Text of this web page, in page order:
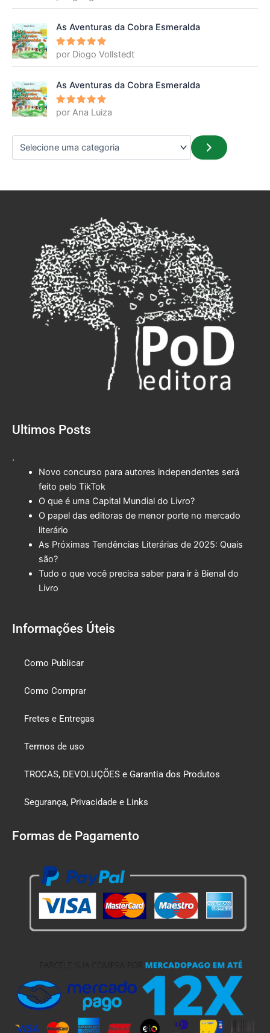
ção3
As Aventuras da Cobra Esmeralda
Avaliação
5
por Diogo Vollstedt
As Aventuras da Cobra Esmeralda
Avaliação
5
por Ana Luiza
Ultimos Posts
.
Novo concurso para autores independentes será
feito pelo TikTok
O que é uma Capital Mundial do Livro?
O papel das editoras de menor porte no mercado
literário
As Próximas Tendências Literárias de 2025: Quais
são?
Tudo o que você precisa saber para ir à Bienal do
Livro
Informações Úteis
Como Publicar
Como Comprar
Fretes e Entregas
Termos de uso
TROCAS, DEVOLUÇÕES e Garantia dos Produtos
Segurança, Privacidade e Links
Formas de Pagamento